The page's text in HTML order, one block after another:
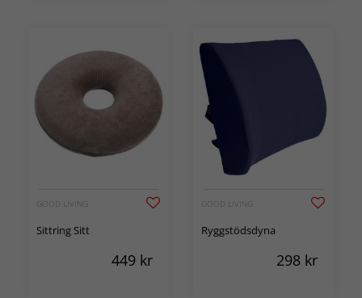
GOOD LIVING
Sittring Sitt
449 kr
GOOD LIVING
Ryggstödsdyna
298 kr